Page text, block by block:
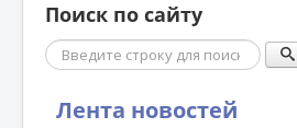
Поиск по сайту
Поиск
Лента новостей